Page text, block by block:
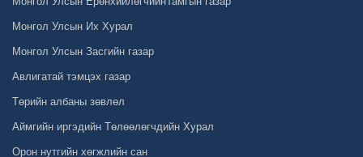
Монгол Улсын Их Хурал
Монгол Улсын Засгийн газар
Авлигатай тэмцэх газар
Төрийн албаны зөвлөл
Аймгийн иргэдийн Төлөөлөгчдийн Хурал
Орон нутгийн хөгжлийн сан